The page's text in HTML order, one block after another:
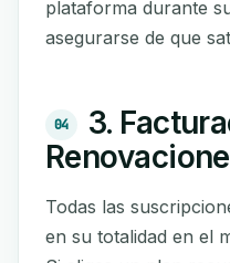
plataforma durante
asegurarse de que
04
3.
Todas las
en su totalidad en el